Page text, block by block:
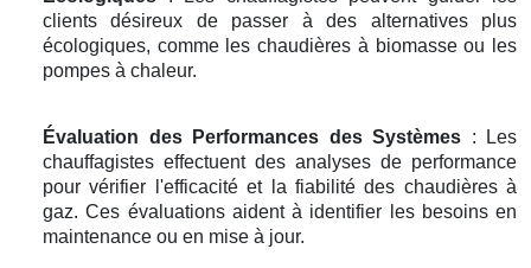
clients désireux de passer à des alternatives plus
écologiques, comme les chaudières à biomasse ou les
pompes à chaleur.
Évaluation des Performances des Systèmes : Les
chauffagistes effectuent des analyses de performance
pour vérifier l'efficacité et la fiabilité des chaudières à
gaz. Ces évaluations aident à identifier les besoins en
maintenance ou en mise à jour.